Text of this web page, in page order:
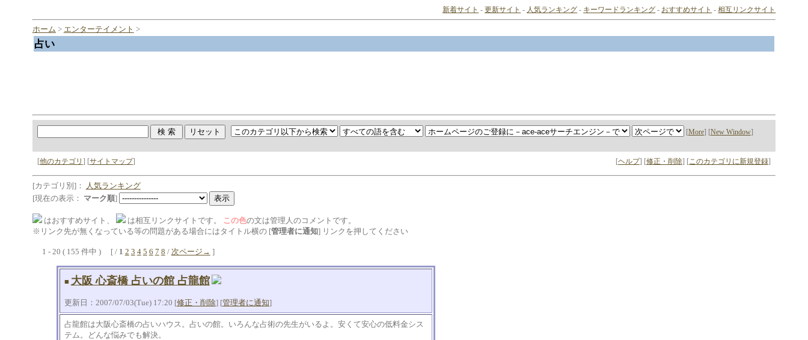
新着サイト -更新サイト - 人気ランキング - キーワードランキング - おすすめサイト -相互リンクサイト
ホーム > エンターテイメント >
占い
[More] [New Window]
[他のカテゴリ ] [サイトマップ] [ヘルプ] [修正・削除] [このカテゴリに新規登録]
[カテゴリ別]：
人気ランキング
[現在の表示： マーク順]
はおすすめサイト、 は相互リンクサイトです。 この色の文は管理人のコメントです。
※リンク先が無くなっている等の問題がある場合にはタイトル横の [管理者に通知] リンクを押してください
1 - 20 ( 155 件中 ) [ / 1 2 3 4 5 6 7 8 / 次ページ→ ]
■ 大阪 心斎橋 占いの館 占龍館
更新日：2007/07/03(Tue) 17:20 [修正・削除] [管理者に通知]
占龍館は大阪心斎橋の占いハウス。占いの館。いろんな占術の先生がいるよ。安くて安心の低料金シス
テム。どんな悩みでも解決。